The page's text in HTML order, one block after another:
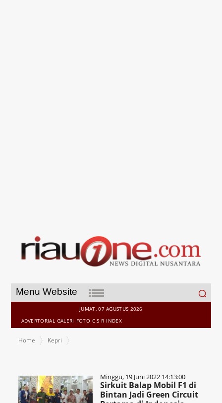
Menu Website
Search
for:
JUMAT, 07 AGUSTUS 2026
ADVERTORIAL GALERI FOTO C S R INDEX
Home Kepri
Minggu, 19 Juni 2022 14:13:00
Sirkuit Balap Mobil F1 di
Bintan Jadi Green Circuit